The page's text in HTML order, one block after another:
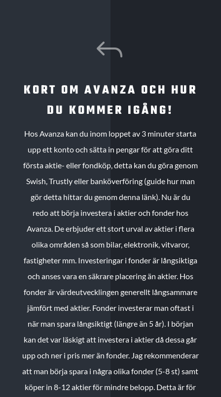
J
KORT OM AVANZA OCH HUR
DU KOMMER IGÅNG!
Hos Avanza kan du inom loppet av 3 minuter starta
upp ett konto och sätta in pengar för att göra ditt
första aktie- eller fondköp, detta kan du göra genom
Swish, Trustly eller banköverföring (guide hur man
gör detta hittar du genom denna länk). Nu är du
redo att börja investera i aktier och fonder hos
Avanza. De erbjuder ett stort urval av aktier i flera
olika områden så som bilar, elektronik, vitvaror,
fastigheter mm. Investeringar i fonder är långsiktiga
och anses vara en säkrare placering än aktier. Hos
fonder är värdeutvecklingen generellt långsammare
jämfört med aktier. Fonder investerar man oftast i
när man spara långsiktigt (längre än 5 år). I början
kan det var läskigt att investera i aktier då dessa går
upp och ner i pris mer än fonder. Jag rekommenderar
att man börja spara i några olika fonder (5-8 st) samt
köper in 8-12 aktier för mindre belopp. Detta är för